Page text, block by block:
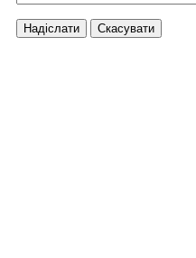
Надіслати Скасувати